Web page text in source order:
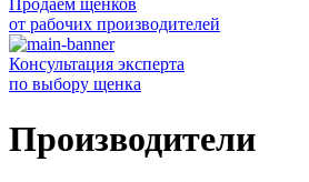
Продаем щенков
от рабочих производителей
Консультация эксперта
по выбору щенка
Производители